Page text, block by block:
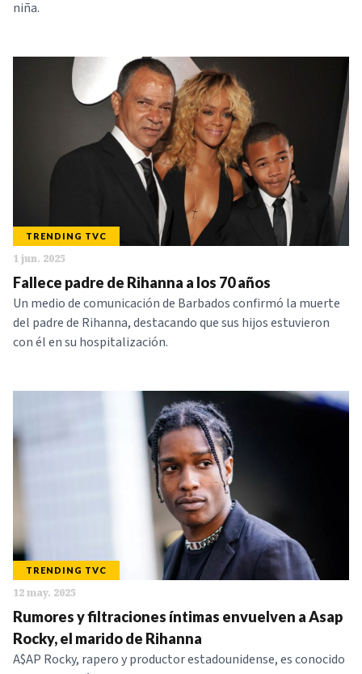
niña.
TRENDING TVC
1 jun. 2025
Fallece padre de Rihanna a los 70 años
Un medio de comunicación de Barbados confirmó la muerte
del padre de Rihanna, destacando que sus hijos estuvieron
con él en su hospitalización.
TRENDING TVC
12 may. 2025
Rumores y filtraciones íntimas envuelven a Asap
Rocky, el marido de Rihanna
A$AP Rocky, rapero y productor estadounidense, es conocido